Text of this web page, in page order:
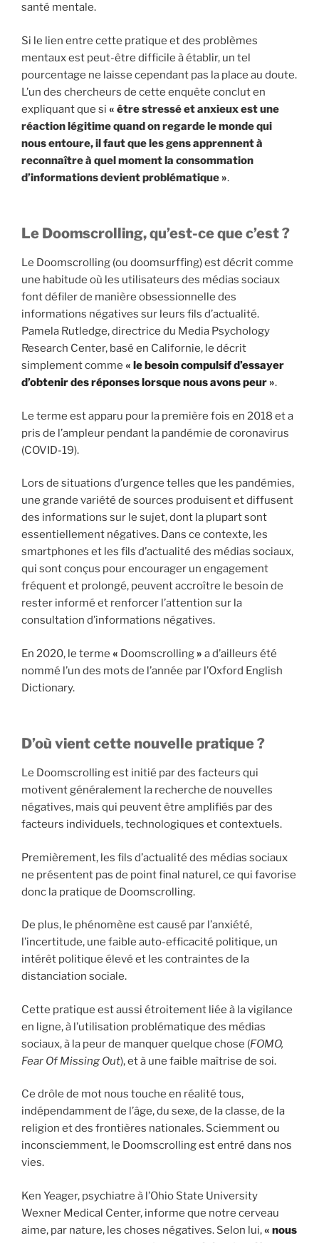
santé mentale.
Si le lien entre cette pratique et des problèmes
mentaux est peut-être difficile à établir, un tel
pourcentage ne laisse cependant pas la place au doute.
L’un des chercheurs de cette enquête conclut en
expliquant que si « être stressé et anxieux est une
réaction légitime quand on regarde le monde qui
nous entoure, il faut que les gens apprennent à
reconnaître à quel moment la consommation
d’informations devient problématique ».
Le Doomscrolling, qu’est-ce que c’est ?
Le Doomscrolling (ou doomsurffing) est décrit comme
une habitude où les utilisateurs des médias sociaux
font défiler de manière obsessionnelle des
informations négatives sur leurs fils d’actualité.
Pamela Rutledge, directrice du Media Psychology
Research Center, basé en Californie, le décrit
simplement comme « le besoin compulsif d’essayer
d’obtenir des réponses lorsque nous avons peur ».
Le terme est apparu pour la première fois en 2018 et a
pris de l’ampleur pendant la pandémie de coronavirus
(COVID-19).
Lors de situations d’urgence telles que les pandémies,
une grande variété de sources produisent et diffusent
des informations sur le sujet, dont la plupart sont
essentiellement négatives. Dans ce contexte, les
smartphones et les fils d’actualité des médias sociaux,
qui sont conçus pour encourager un engagement
fréquent et prolongé, peuvent accroître le besoin de
rester informé et renforcer l’attention sur la
consultation d’informations négatives.
En 2020, le terme « Doomscrolling » a d’ailleurs été
nommé l’un des mots de l’année par l’Oxford English
Dictionary.
D’où vient cette nouvelle pratique ?
Le Doomscrolling est initié par des facteurs qui
motivent généralement la recherche de nouvelles
négatives, mais qui peuvent être amplifiés par des
facteurs individuels, technologiques et contextuels.
Premièrement, les fils d’actualité des médias sociaux
ne présentent pas de point final naturel, ce qui favorise
donc la pratique de Doomscrolling.
De plus, le phénomène est causé par l’anxiété,
l’incertitude, une faible auto-efficacité politique, un
intérêt politique élevé et les contraintes de la
distanciation sociale.
Cette pratique est aussi étroitement liée à la vigilance
en ligne, à l’utilisation problématique des médias
sociaux, à la peur de manquer quelque chose (FOMO,
Fear Of Missing Out), et à une faible maîtrise de soi.
Ce drôle de mot nous touche en réalité tous,
indépendamment de l’âge, du sexe, de la classe, de la
religion et des frontières nationales. Sciemment ou
inconsciemment, le Doomscrolling est entré dans nos
vies.
Ken Yeager, psychiatre à l’Ohio State University
Wexner Medical Center, informe que notre cerveau
aime, par nature, les choses négatives. Selon lui,« nous